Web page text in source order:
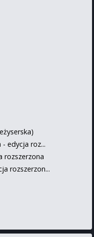
- edycja roz...
rozszerzona
rozszerzon...